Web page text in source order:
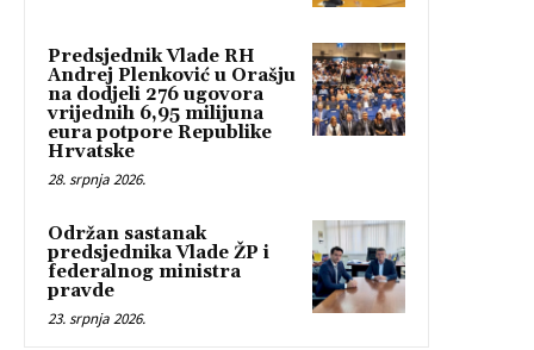
Predsjednik Vlade RH
Andrej Plenković u Orašju
na dodjeli 276 ugovora
vrijednih 6,95 milijuna
eura potpore Republike
Hrvatske
28. srpnja 2026.
Održan sastanak
predsjednika Vlade ŽP i
federalnog ministra
pravde
23. srpnja 2026.